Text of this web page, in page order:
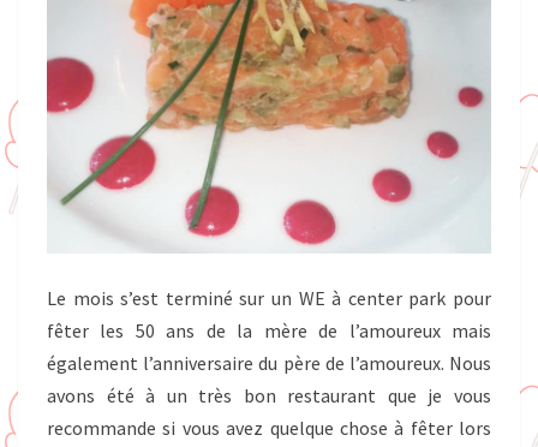
Le mois s’est terminé sur un WE à center park pour
fêter les 50 ans de la mère de l’amoureux mais
également l’anniversaire du père de l’amoureux. Nous
avons été à un très bon restaurant que je vous
recommande si vous avez quelque chose à fêter lors